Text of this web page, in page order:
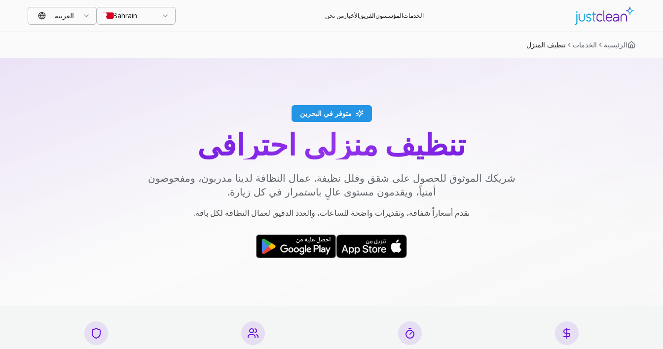
الخدماتالمؤسسونالفريقالأخبار من نحن Bahrain العربية
الرئيسية الخدمات تنظيف المنزل
متوفر في البحرين
تنظيف منزلي احترافي
شريكك الموثوق للحصول على شقق وفلل نظيفة. عمال النظافة لدينا مدربون، ومفحوصون
أمنياً، ويقدمون مستوى عالٍ باستمرار في كل زيارة.
نقدم أسعاراً شفافة، وتقديرات واضحة للساعات، والعدد الدقيق لعمال النظافة لكل باقة.